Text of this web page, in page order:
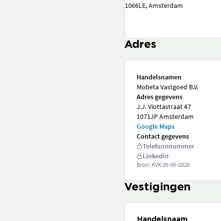
1066LE, Amsterdam
Adres
Handelsnamen
Mobeta Vastgoed B.V.
Adres gegevens
J.J. Viottastraat 47
1071JP Amsterdam
Google Maps
Contact gegevens
Telefoonnummer
Linkedin
Bron: KVK26-06-2026
Vestigingen
Handelsnaam